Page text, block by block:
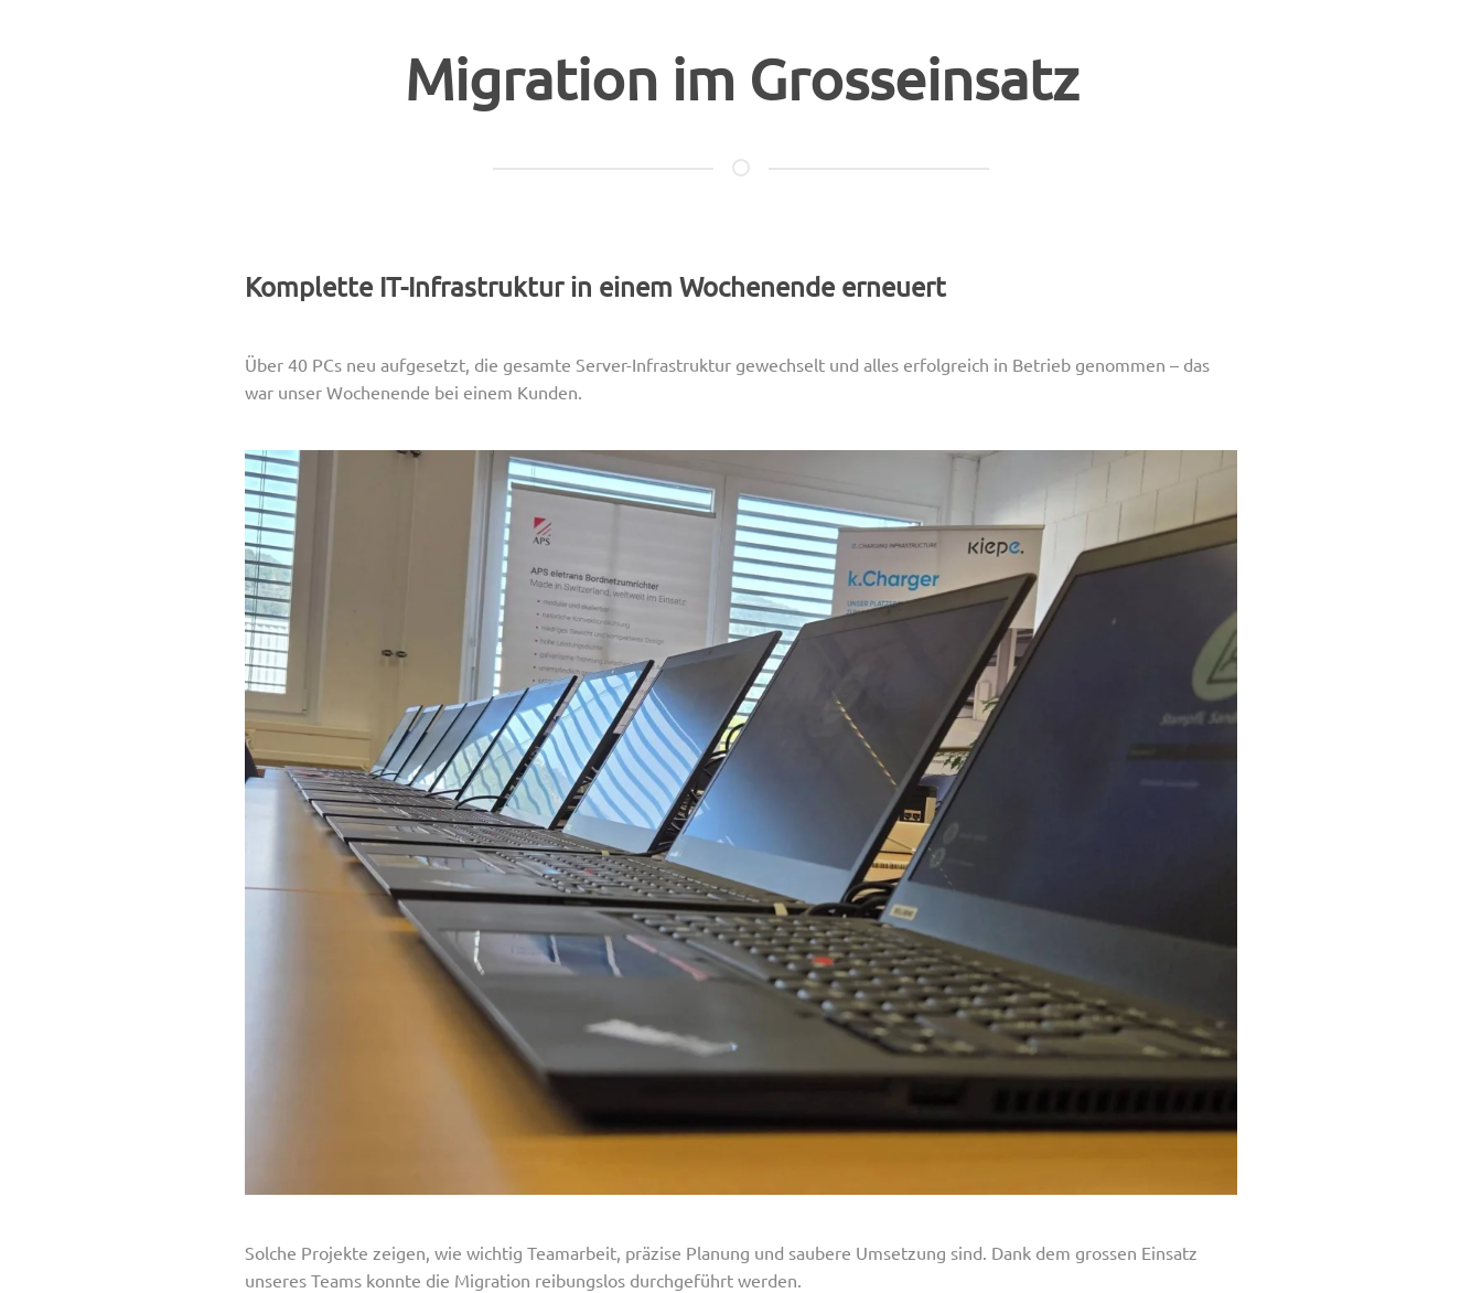
Migration im Grosseinsatz
Komplette IT-Infrastruktur in einem Wochenende erneuert
Über 40 PCs neu aufgesetzt, die gesamte Server-Infrastruktur gewechselt und alles erfolgreich in Betrieb genommen – das
war unser Wochenende bei einem Kunden.
Solche Projekte zeigen, wie wichtig Teamarbeit, präzise Planung und saubere Umsetzung sind. Dank dem grossen Einsatz
unseres Teams konnte die Migration reibungslos durchgeführt werden.